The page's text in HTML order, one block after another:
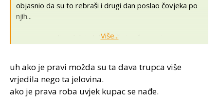
objasnio da su to rebraši i drugi dan poslao čovjeka po
njih...
prije par godina dok je bila sječa i vuča u vojnom
brodograditelji za uređenje interijera jahti.
Više...
uh ako je pravi možda su ta dava trupca više
vrjedila nego ta jelovina.
ako je prava roba uvjek kupac se nađe.